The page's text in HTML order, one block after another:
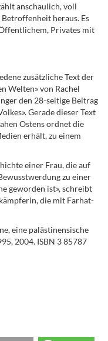
anschaulich, voll
heraus. Es
Privates mit
zusätzliche Text der
Welten» von Rachel
den 28-seitige Beitrag
Gerade dieser Text
Ostens ordnet die
erhält, zu einem
einer Frau, die auf
zu einer
geworden ist», schreibt
die mit Farhat-
eine palästinensische
2004. ISBN 3 85787